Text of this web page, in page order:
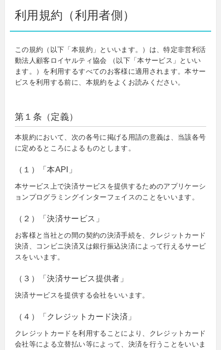
利用規約（利用者側）
この規約（以下「本規約」といいます。）は、特定非営利活
動法人顧客ロイヤルティ協会 （以下「本サービス」といい
ます。）を利用するすべてのお客様に適用されます。本サー
ビスを利用する前に、本規約をよくお読みください。
第１条（定義）
本規約において、次の各号に掲げる用語の意義は、当該各号
に定めるところによるものとします。
（１）「本API」
本サービス上で決済サービスを提供するためのアプリケーシ
ョンプログラミングインターフェイスのことをいいます。
（２）「決済サービス」
お客様と当社との間の契約の決済手続を、クレジットカード
決済、コンビニ決済又は銀行振込決済によって行えるサービ
スをいいます。
（３）「決済サービス提供者」
決済サービスを提供する会社をいいます。
（４）「クレジットカード決済」
クレジットカードを利用することにより、クレジットカード
会社等による立替払い等によって、決済を行うことをいいま